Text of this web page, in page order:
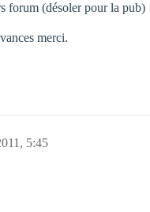
forum (désoler pour la pub)
merci.
5:45